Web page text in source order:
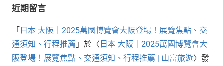
近期留言
「 日本 大阪｜2025萬國博覽會大阪登場！展覽焦點、交
通須知、行程推薦 」於〈 日本 大阪｜2025萬國博覽會大
阪登場！展覽焦點、交通須知、行程推薦 | 山富旅遊〉發